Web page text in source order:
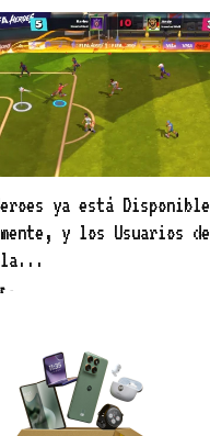
ya está Disponible
y los Usuarios de
-